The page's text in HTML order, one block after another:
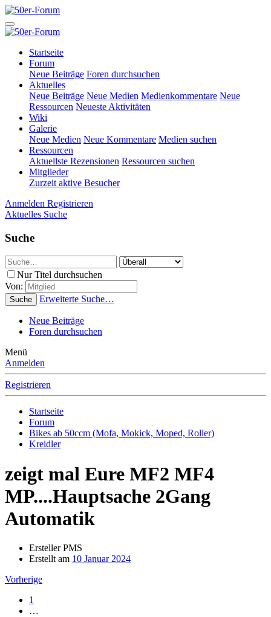
Startseite
Forum
Neue Beiträge Foren durchsuchen
Aktuelles
Neue Beiträge Neue Medien Medienkommentare Neue
Ressourcen Neueste Aktivitäten
Wiki
Galerie
Neue Medien Neue Kommentare Medien suchen
Ressourcen
Aktuellste Rezensionen Ressourcen suchen
Mitglieder
Zurzeit aktive Besucher
Anmelden Registrieren
Aktuelles Suche
Suche
Nur Titel durchsuchen
Von:
Suche Erweiterte Suche…
Neue Beiträge
Foren durchsuchen
Menü
Anmelden
Registrieren
Startseite
Forum
Bikes ab 50ccm (Mofa, Mokick, Moped, Roller)
Kreidler
zeigt mal Eure MF2 MF4
MP....Hauptsache 2Gang
Automatik
ErstellerPMS
Erstellt am 10 Januar 2024
Vorherige
1
…